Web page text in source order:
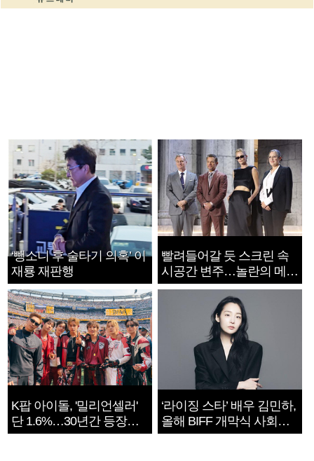
‘뺑소니 후 술타기 의혹’ 이
재룡 재판행
빨려들어갈 듯 스크린 속
시공간 변주…놀란의 메시
지는 ‘전쟁 속죄’
K팝 아이돌, '밀리언셀러'
단 1.6%…30년간 등장
1182개팀 전수조사
‘라이징 스타’ 배우 김민하,
올해 BIFF 개막식 사회자
확정